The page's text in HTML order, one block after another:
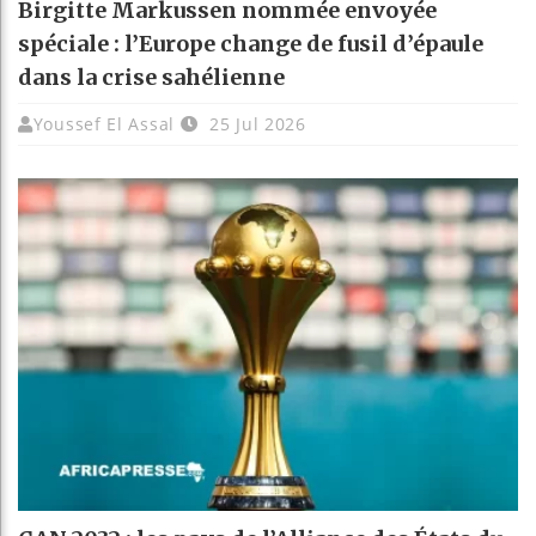
Birgitte Markussen nommée envoyée
spéciale : l’Europe change de fusil d’épaule
dans la crise sahélienne
Youssef El Assal 25 Jul 2026